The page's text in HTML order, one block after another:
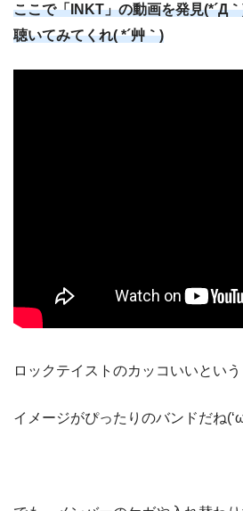
ここで「INKT」の動画を発見(*´Д
聴いてみてくれ( *´艸｀)
ロックテイストのカッコいいという
イメージがぴったりのバンドだね